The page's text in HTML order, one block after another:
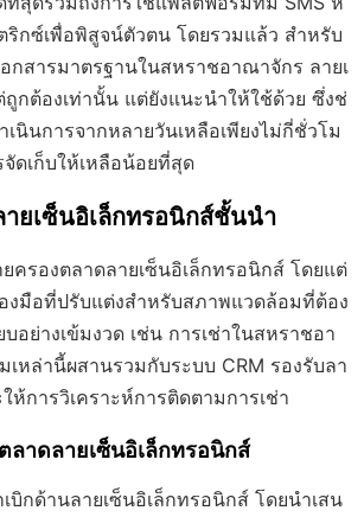
ริกซ์เพื่อพิสูจน์ตัวตน โดยรวมแล้ว สำหรับ
อกสารมาตรฐานในสหราชอาณาจักร ลายเ
กต้องเท่านั้น แต่ยังแนะนำให้ใช้ด้วย ซึ่งช่
เนินการจากหลายวันเหลือเพียงไม่กี่ชั่วโม
ดเก็บให้เหลือน้อยที่สุด
ยเซ็นอิเล็กทรอนิกส์ชั้นนำ
ครองตลาดลายเซ็นอิเล็กทรอนิกส์ โดยแต่
งมือที่ปรับแต่งสำหรับสภาพแวดล้อมที่ต้อง
อย่างเข้มงวด เช่น การเช่าในสหราชอา
หล่านี้ผสานรวมกับระบบ CRM รองรับลา
ห้การวิเคราะห์การติดตามการเช่า
ลาดลายเซ็นอิเล็กทรอนิกส์
บิกด้านลายเซ็นอิเล็กทรอนิกส์ โดยนำเสน